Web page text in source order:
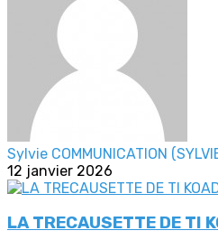
Sylvie COMMUNICATION
12 janvier 2026
LA TRECAUSETTE DE TI